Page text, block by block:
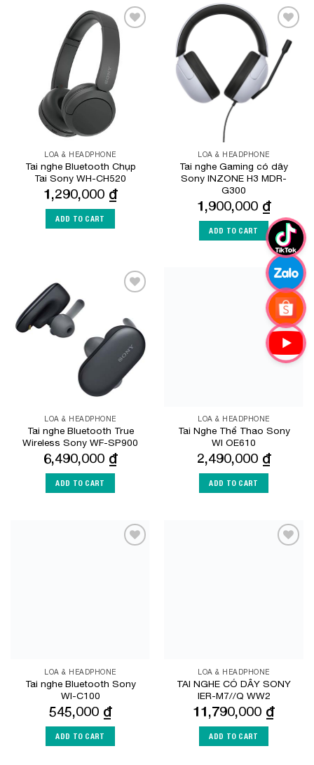
Add to
LOA & HEADPHONE
Tai nghe Bluetooth Chụp
Tai Sony WH-CH520
1,290,000 ₫
ADD TO CART
Add to
Wishlist
LOA & HEADPHONE
Tai nghe Gaming có dây
Sony INZONE H3 MDR-
G300
1,900,000 ₫
ADD TO CART
LOA & HEADPHONE
Tai nghe Bluetooth True
Wireless Sony WF-SP900
6,490,000 ₫
ADD TO CART
Add to
Wishlist
LOA & HEADPHONE
Tai Nghe Thể Thao Sony
WI OE610
2,490,000 ₫
ADD TO CART
LOA & HEADPHONE
Tai nghe Bluetooth Sony
WI-C100
545,000 ₫
ADD TO CART
LOA & HEADPHONE
TAI NGHE CÓ DÂY SONY
IER-M7//Q WW2
11,790,000 ₫
ADD TO CART